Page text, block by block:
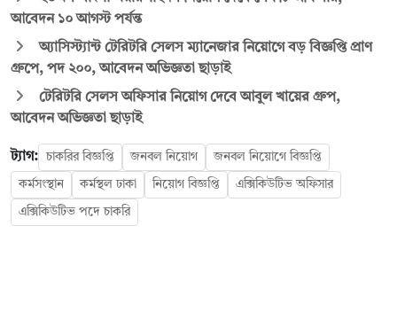
আবেদন ১০ আগস্ট পর্যন্ত
অ্যাসিস্ট্যান্ট টেরিটরি সেলস ম্যানেজার নিয়োগে বড় বিজ্ঞপ্তি প্রাণ
গ্রুপে, পদ ২০০, আবেদন অভিজ্ঞতা ছাড়াই
টেরিটরি সেলস অফিসার নিয়োগ দেবে আবুল খায়ের গ্রুপ,
আবেদন অভিজ্ঞতা ছাড়াই
ট্যাগ: চাকরির বিজ্ঞপ্তি জনবল নিয়োগ জনবল নিয়োগে বিজ্ঞপ্তি
কর্মসংস্থান কর্মস্থল ঢাকা নিয়োগ বিজ্ঞপ্তি এক্সিকিউটিভ অফিসার
এক্সিকিউটিভ পদে চাকরি